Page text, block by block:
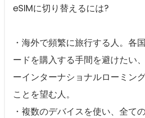
eSIMに切り替えるには?
・海外で頻繁に旅行する人。各
ードを購入する手間を避けたい
ーインターナショナルローミン
ことを望む人。
・複数のデバイスを使い、全て